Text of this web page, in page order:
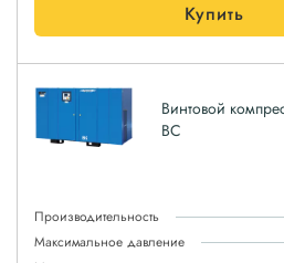
Купить
Винтовой
ВС
Производительность
Максимальное давление